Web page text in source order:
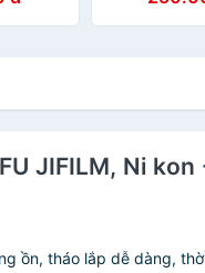
Ulanzi Triple
JIFILM, Ni kon
ồn, tháo lắp dễ dàng,